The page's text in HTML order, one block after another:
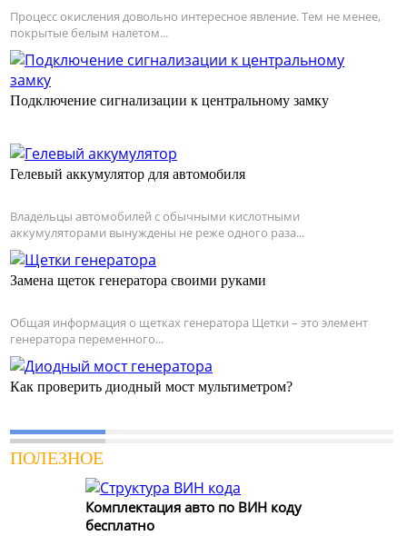
Процесс окисления довольно интересное явление. Тем не менее,
покрытые белым налетом...
Подключение сигнализации к центральному замку
Гелевый аккумулятор для автомобиля
Владельцы автомобилей с обычными кислотными
аккумуляторами вынуждены не реже одного раза...
Замена щеток генератора своими руками
Общая информация о щетках генератора Щетки – это элемент
генератора переменного...
Как проверить диодный мост мультиметром?
ПОЛЕЗНОЕ
Комплектация авто по ВИН коду
бесплатно